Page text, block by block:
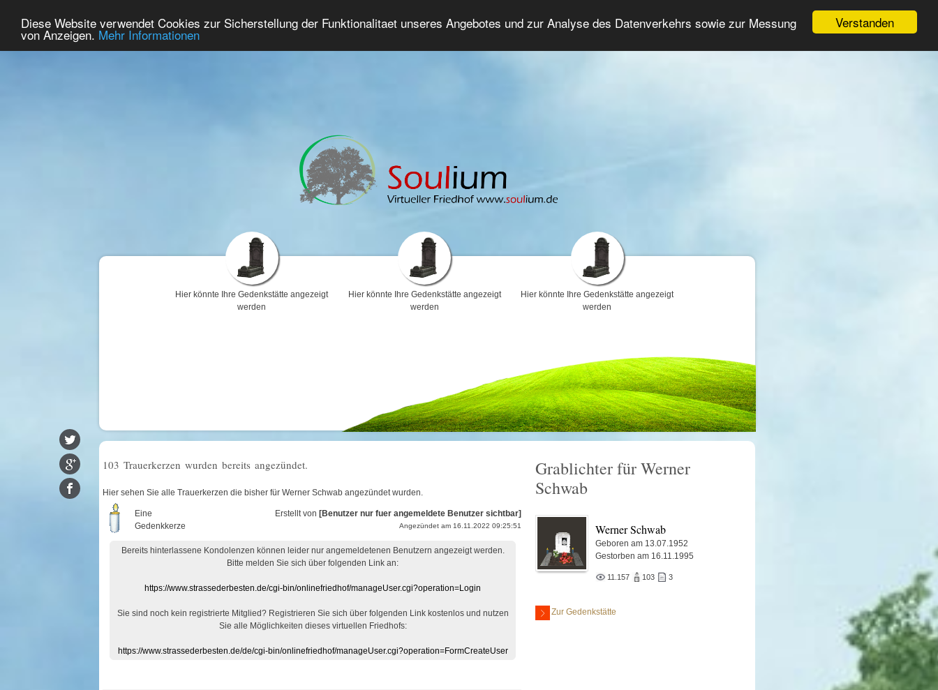
Verstanden
Diese Website verwendet Cookies zur Sicherstellung der Funktionalitaet unseres Angebotes und zur Analyse des Datenverkehrs sowie zur Messung
von Anzeigen. Mehr Informationen
Home Premium Gedenken Trauerforum Erweiterte Suche Anmelden
Hier könnte Ihre Gedenkstätte angezeigt
werden
Hier könnte Ihre Gedenkstätte angezeigt
werden
Hier könnte Ihre Gedenkstätte angezeigt
werden
103 Trauerkerzen wurden bereits angezündet.
Hier sehen Sie alle Trauerkerzen die bisher für Werner Schwab angezündet wurden.
Eine
Gedenkkerze
Erstellt von [Benutzer nur fuer angemeldete Benutzer sichtbar]
Angezündet am 16.11.2022 09:25:51
Bereits hinterlassene Kondolenzen können leider nur angemeldetenen Benutzern angezeigt werden.
Bitte melden Sie sich über folgenden Link an:
https://www.strassederbesten.de/cgi-bin/onlinefriedhof/manageUser.cgi?operation=Login
Sie sind noch kein registrierte Mitglied? Registrieren Sie sich über folgenden Link kostenlos und nutzen
Sie alle Möglichkeiten dieses virtuellen Friedhofs:
https://www.strassederbesten.de/de/cgi-bin/onlinefriedhof/manageUser.cgi?operation=FormCreateUser
Grablichter für Werner
Schwab
Werner Schwab
Geboren am 13.07.1952
Gestorben am 16.11.1995
11.157 103 3
Zur Gedenkstätte